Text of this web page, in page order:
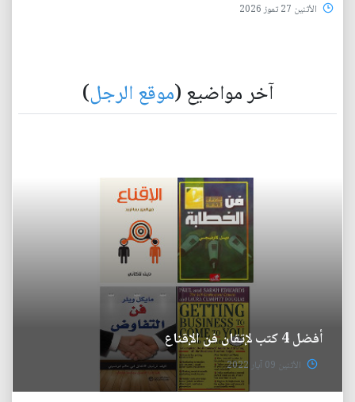
الأثنين 27 تموز 2026
آخر مواضيع (موقع الرجل)
أفضل 4 كتب لإتقان فن الإقناع
الأثنين 09 آيار 2022